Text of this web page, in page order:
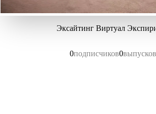
Эксайтинг Виртуал
0подписчиков0выпусков